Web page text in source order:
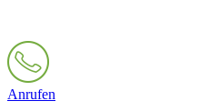
Anrufen